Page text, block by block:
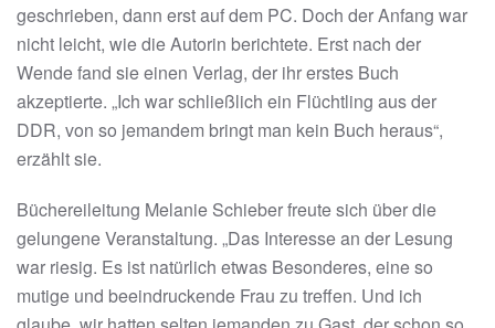
geschrieben, dann erst auf dem PC. Doch der Anfang war
nicht leicht, wie die Autorin berichtete. Erst nach der
Wende fand sie einen Verlag, der ihr erstes Buch
akzeptierte. „Ich war schließlich ein Flüchtling aus der
DDR, von so jemandem bringt man kein Buch heraus“,
erzählt sie.
Büchereileitung Melanie Schieber freute sich über die
gelungene Veranstaltung. „Das Interesse an der Lesung
war riesig. Es ist natürlich etwas Besonderes, eine so
mutige und beeindruckende Frau zu treffen. Und ich